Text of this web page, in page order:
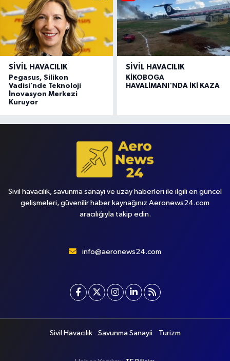
SIVIL HAVACILIK
Pegasus, Silikon
Vadisi’nde Teknoloji
İnovasyon Merkezi
Kuruyor
SIVIL HAVACILIK
KİKOBOGA
HAVALİMANI'NDA İKİ KAZA
Sivil havacılık, savunma sanayi ve uzay haberleri ile ilgili en güncel
gelişmeleri, güvenilir haber kaynağınız Aeronews24.com
aracılığıyla takip edin.
info@aeronews24.com
Sivil Havacılık Savunma Sanayii Turizm